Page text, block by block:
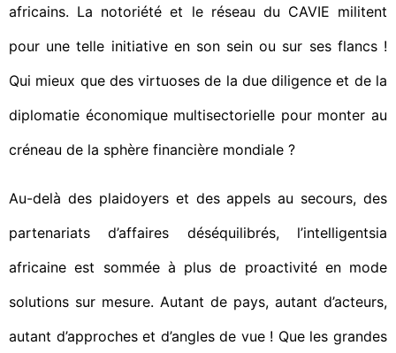
africains. La notoriété et le réseau du CAVIE militent
pour une telle initiative en son sein ou sur ses flancs !
Qui mieux que des virtuoses de la due diligence et de la
diplomatie économique multisectorielle pour monter au
créneau de la sphère financière mondiale ?
Au-delà des plaidoyers et des appels au secours, des
partenariats d’affaires déséquilibrés, l’intelligentsia
africaine est sommée à plus de proactivité en mode
solutions sur mesure. Autant de pays, autant d’acteurs,
autant d’approches et d’angles de vue ! Que les grandes